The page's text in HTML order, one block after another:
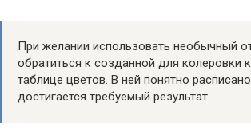
При желании использовать необычный
обратиться к созданной для колеровки
таблице цветов. В ней понятно
достигается требуемый результат.